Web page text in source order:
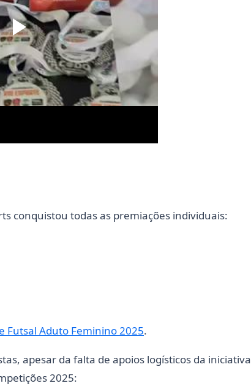
conquistou todas as premiações individuais:
Futsal Aduto Feminino 2025.
apesar da falta de apoios logísticos da iniciativa
2025: